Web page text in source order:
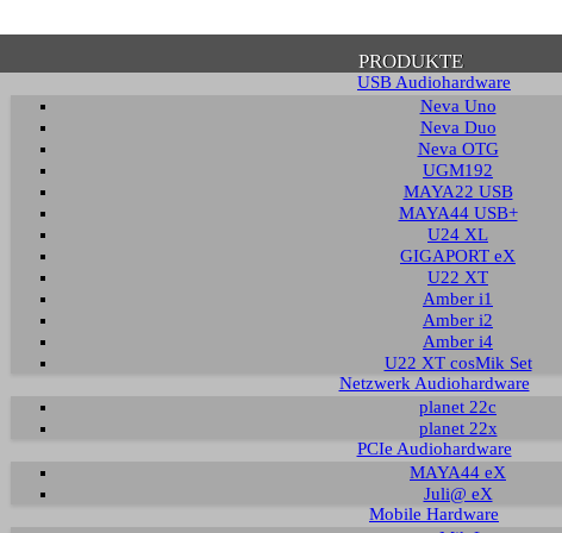
PRODUKTE
USB Audiohardware
Neva Uno
Neva Duo
Neva OTG
UGM192
MAYA22 USB
MAYA44 USB+
U24 XL
GIGAPORT eX
U22 XT
Amber i1
Amber i2
Amber i4
U22 XT cosMik Set
Netzwerk Audiohardware
planet 22c
planet 22x
PCIe Audiohardware
MAYA44 eX
Juli@ eX
Mobile Hardware
Bestätigung zum Datenschutz
Bitte beachten Sie, dass einige Funktionen dieser Webseite voraussetzen, dass Sie
deren Inhalt zustimmen. Solange dies nicht erfolgt, wird dieser Hinweis
Sie auch mit der Verwendung von Cookies einverstanden. Auch unabhängig von
durch die weitere Nutzung dieser Webseite, dass nicht personalisierte
anonymisierter Form gespeichert und weiter verarbeitet werden können.
HINWEIS